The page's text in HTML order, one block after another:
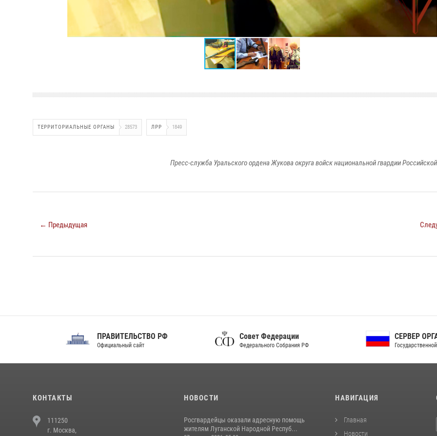
ТЕРРИТОРИАЛЬНЫЕ ОРГАНЫ 28573 ЛРР 1849
Пресс-служба Уральского ордена Жукова округа войск национальной гвардии
← Предыдущая
ПРАВИТЕЛЬСТВО РФ
Официальный сайт
Совет Федерации
Федерального Собрания РФ
СЕРВЕР ОРГАНОВ
Государственной власти РФ
КОНТАКТЫ
111250
г. Москва,
НОВОСТИ
Росгвардейцы оказали адресную помощь
жителям Луганской Народной Респуб...
НАВИГАЦИЯ
Главная
Новости